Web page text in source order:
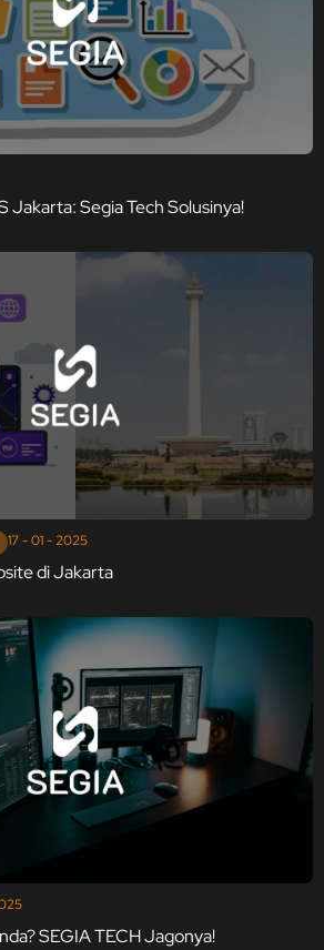
Jakarta: Segia Tech Solusinya!
17 - 01 - 2025
di Jakarta
SEGIA TECH Jagonya!